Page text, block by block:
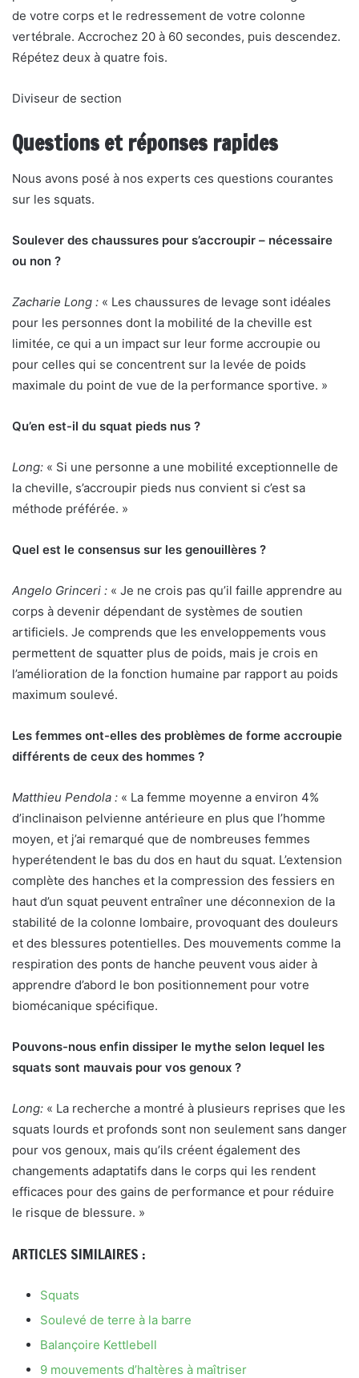
de votre corps et le redressement de votre colonne
vertébrale. Accrochez 20 à 60 secondes, puis descendez.
Répétez deux à quatre fois.
Diviseur de section
Questions et réponses rapides
Nous avons posé à nos experts ces questions courantes
sur les squats.
Soulever des chaussures pour s’accroupir – nécessaire
ou non ?
Zacharie Long : « Les chaussures de levage sont idéales
pour les personnes dont la mobilité de la cheville est
limitée, ce qui a un impact sur leur forme accroupie ou
pour celles qui se concentrent sur la levée de poids
maximale du point de vue de la performance sportive. »
Qu’en est-il du squat pieds nus ?
Long: « Si une personne a une mobilité exceptionnelle de
la cheville, s’accroupir pieds nus convient si c’est sa
méthode préférée. »
Quel est le consensus sur les genouillères ?
Angelo Grinceri : « Je ne crois pas qu’il faille apprendre au
corps à devenir dépendant de systèmes de soutien
artificiels. Je comprends que les enveloppements vous
permettent de squatter plus de poids, mais je crois en
l’amélioration de la fonction humaine par rapport au poids
maximum soulevé.
Les femmes ont-elles des problèmes de forme accroupie
différents de ceux des hommes ?
Matthieu Pendola : « La femme moyenne a environ 4%
d’inclinaison pelvienne antérieure en plus que l’homme
moyen, et j’ai remarqué que de nombreuses femmes
hyperétendent le bas du dos en haut du squat. L’extension
complète des hanches et la compression des fessiers en
haut d’un squat peuvent entraîner une déconnexion de la
stabilité de la colonne lombaire, provoquant des douleurs
et des blessures potentielles. Des mouvements comme la
respiration des ponts de hanche peuvent vous aider à
apprendre d’abord le bon positionnement pour votre
biomécanique spécifique.
Pouvons-nous enfin dissiper le mythe selon lequel les
squats sont mauvais pour vos genoux ?
Long: « La recherche a montré à plusieurs reprises que les
squats lourds et profonds sont non seulement sans danger
pour vos genoux, mais qu’ils créent également des
changements adaptatifs dans le corps qui les rendent
efficaces pour des gains de performance et pour réduire
le risque de blessure. »
ARTICLES SIMILAIRES :
Squats
Soulevé de terre à la barre
Balançoire Kettlebell
9 mouvements d’haltères à maîtriser